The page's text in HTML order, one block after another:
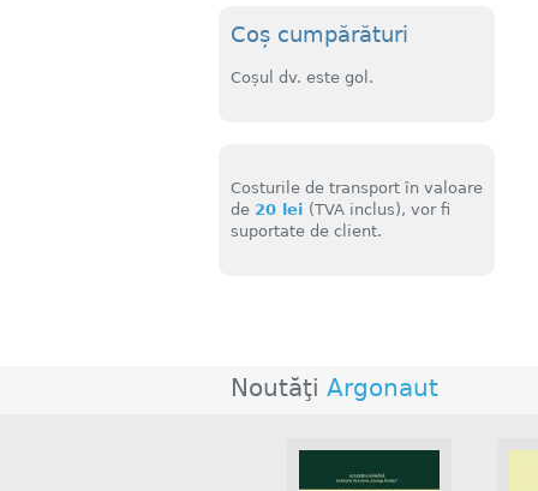
Coș cumpărături
Coșul dv. este gol.
Costurile de transport în valoare
de 20 lei (TVA inclus), vor fi
suportate de client.
Noutăţi Argonaut